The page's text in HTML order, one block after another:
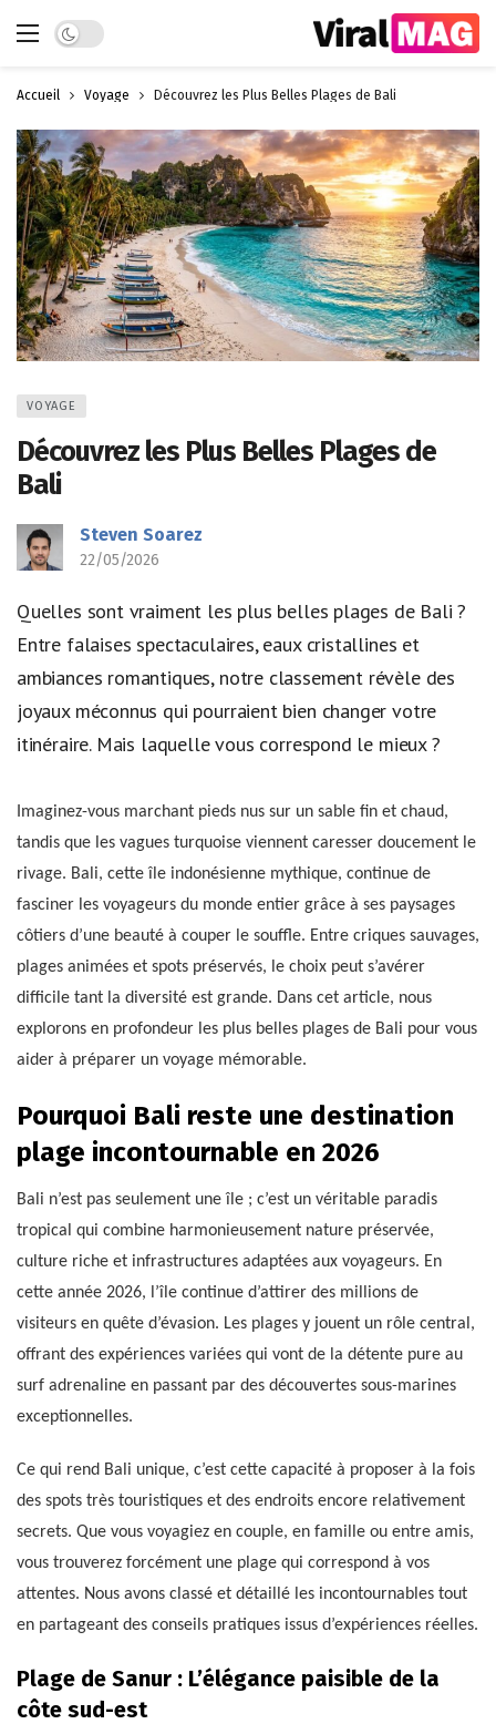
Dark mode
Accueil Voyage Découvrez les Plus Belles Plages de Bali
VOYAGE
Découvrez les Plus Belles Plages de
Bali
Steven Soarez
22/05/2026
Quelles sont vraiment les plus belles plages de Bali ?
Entre falaises spectaculaires, eaux cristallines et
ambiances romantiques, notre classement révèle des
joyaux méconnus qui pourraient bien changer votre
itinéraire. Mais laquelle vous correspond le mieux ?
Imaginez-vous marchant pieds nus sur un sable fin et chaud,
tandis que les vagues turquoise viennent caresser doucement le
rivage. Bali, cette île indonésienne mythique, continue de
fasciner les voyageurs du monde entier grâce à ses paysages
côtiers d’une beauté à couper le souffle. Entre criques sauvages,
plages animées et spots préservés, le choix peut s’avérer
difficile tant la diversité est grande. Dans cet article, nous
explorons en profondeur les plus belles plages de Bali pour vous
aider à préparer un voyage mémorable.
Pourquoi Bali reste une destination
plage incontournable en 2026
Bali n’est pas seulement une île ; c’est un véritable paradis
tropical qui combine harmonieusement nature préservée,
culture riche et infrastructures adaptées aux voyageurs. En
cette année 2026, l’île continue d’attirer des millions de
visiteurs en quête d’évasion. Les plages y jouent un rôle central,
offrant des expériences variées qui vont de la détente pure au
surf adrenaline en passant par des découvertes sous-marines
exceptionnelles.
Ce qui rend Bali unique, c’est cette capacité à proposer à la fois
des spots très touristiques et des endroits encore relativement
secrets. Que vous voyagiez en couple, en famille ou entre amis,
vous trouverez forcément une plage qui correspond à vos
attentes. Nous avons classé et détaillé les incontournables tout
en partageant des conseils pratiques issus d’expériences réelles.
Plage de Sanur : L’élégance paisible de la
côte sud-est